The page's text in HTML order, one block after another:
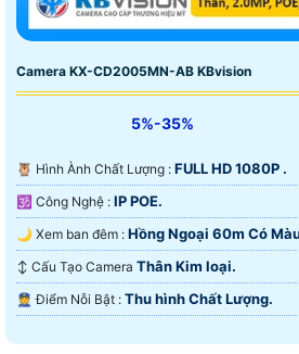
Camera KX-CD2005MN-AB KBvision
5%-35%
🦉 Hình Ành Chất Lượng : FULL HD 1080P .
🕉️ Công Nghệ : IP POE.
🌙 Xem ban đêm : Hồng Ngoại 60m Có
↕️ Cấu Tạo Camera Thân Kim loại.
️👮 Điểm Nỗi Bật : Thu hình Chất Lượng.